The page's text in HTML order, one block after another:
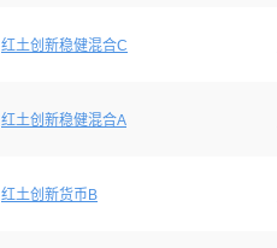
红土创新稳健混合C
红土创新稳健混合A
红土创新货币B